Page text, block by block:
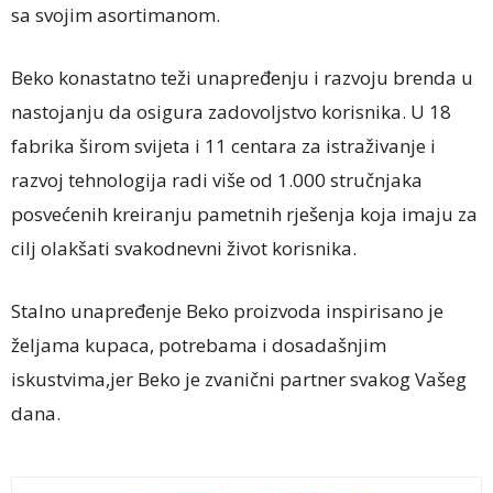
sa svojim asortimanom.
Beko konastatno teži unapređenju i razvoju brenda u
nastojanju da osigura zadovoljstvo korisnika. U 18
fabrika širom svijeta i 11 centara za istraživanje i
razvoj tehnologija radi više od 1.000 stručnjaka
posvećenih kreiranju pametnih rješenja koja imaju za
cilj olakšati svakodnevni život korisnika.
Stalno unapređenje Beko proizvoda inspirisano je
željama kupaca, potrebama i dosadašnjim
iskustvima,jer Beko je zvanični partner svakog Vašeg
dana.